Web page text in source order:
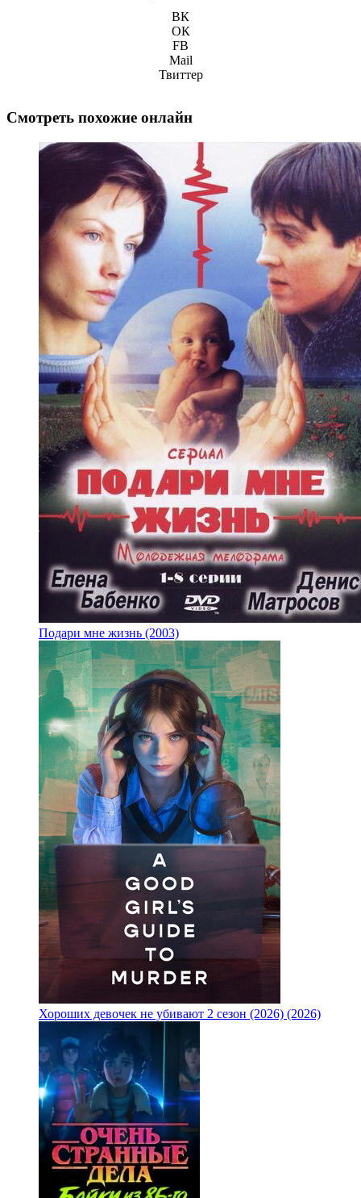
ВК
ОК
FB
Mail
Твиттер
Смотреть похожие онлайн
Подари мне жизнь (2003)
Хороших девочек не убивают 2 сезон (2026) (2026)